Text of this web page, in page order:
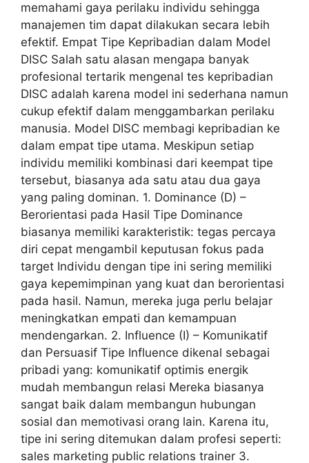
memahami gaya perilaku individu sehingga
manajemen tim dapat dilakukan secara lebih
efektif. Empat Tipe Kepribadian dalam Model
DISC Salah satu alasan mengapa banyak
profesional tertarik mengenal tes kepribadian
DISC adalah karena model ini sederhana namun
cukup efektif dalam menggambarkan perilaku
manusia. Model DISC membagi kepribadian ke
dalam empat tipe utama. Meskipun setiap
individu memiliki kombinasi dari keempat tipe
tersebut, biasanya ada satu atau dua gaya
yang paling dominan. 1. Dominance (D) –
Berorientasi pada Hasil Tipe Dominance
biasanya memiliki karakteristik: tegas percaya
diri cepat mengambil keputusan fokus pada
target Individu dengan tipe ini sering memiliki
gaya kepemimpinan yang kuat dan berorientasi
pada hasil. Namun, mereka juga perlu belajar
meningkatkan empati dan kemampuan
mendengarkan. 2. Influence (I) – Komunikatif
dan Persuasif Tipe Influence dikenal sebagai
pribadi yang: komunikatif optimis energik
mudah membangun relasi Mereka biasanya
sangat baik dalam membangun hubungan
sosial dan memotivasi orang lain. Karena itu,
tipe ini sering ditemukan dalam profesi seperti:
sales marketing public relations trainer 3.